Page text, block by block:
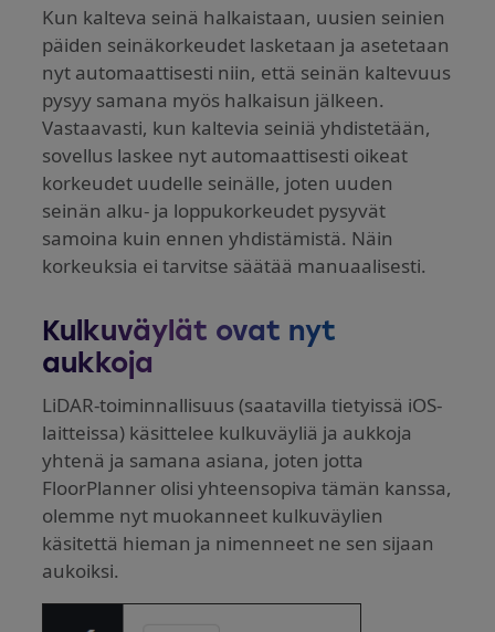
Kun kalteva seinä halkaistaan, uusien seinien
päiden seinäkorkeudet lasketaan ja asetetaan
nyt automaattisesti niin, että seinän kaltevuus
pysyy samana myös halkaisun jälkeen.
Vastaavasti, kun kaltevia seiniä yhdistetään,
sovellus laskee nyt automaattisesti oikeat
korkeudet uudelle seinälle, joten uuden
seinän alku- ja loppukorkeudet pysyvät
samoina kuin ennen yhdistämistä. Näin
korkeuksia ei tarvitse säätää manuaalisesti.
Kulkuväylät ovat nyt
aukkoja
LiDAR-toiminnallisuus (saatavilla tietyissä iOS-
laitteissa) käsittelee kulkuväyliä ja aukkoja
yhtenä ja samana asiana, joten jotta
FloorPlanner olisi yhteensopiva tämän kanssa,
olemme nyt muokanneet kulkuväylien
käsitettä hieman ja nimenneet ne sen sijaan
aukoiksi.